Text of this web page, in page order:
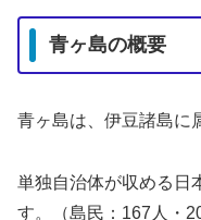
青ヶ島の概要
青ヶ島は、伊豆諸島に
単独自治体が収める日
す。（島民：167人・